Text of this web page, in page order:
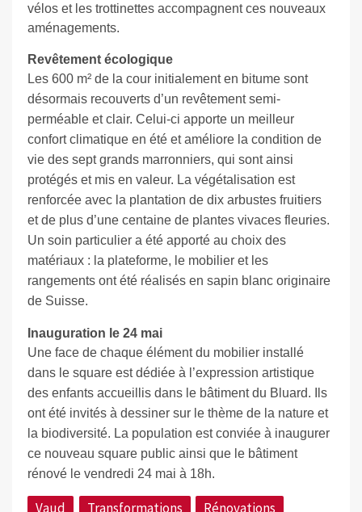
vélos et les trottinettes accompagnent ces nouveaux
aménagements.
Revêtement écologique
Les 600 m² de la cour initialement en bitume sont
désormais recouverts d’un revêtement semi-
perméable et clair. Celui-ci apporte un meilleur
confort climatique en été et améliore la condition de
vie des sept grands marronniers, qui sont ainsi
protégés et mis en valeur. La végétalisation est
renforcée avec la plantation de dix arbustes fruitiers
et de plus d’une centaine de plantes vivaces fleuries.
Un soin particulier a été apporté au choix des
matériaux : la plateforme, le mobilier et les
rangements ont été réalisés en sapin blanc originaire
de Suisse.
Inauguration le 24 mai
Une face de chaque élément du mobilier installé
dans le square est dédiée à l’expression artistique
des enfants accueillis dans le bâtiment du Bluard. Ils
ont été invités à dessiner sur le thème de la nature et
la biodiversité. La population est conviée à inaugurer
ce nouveau square public ainsi que le bâtiment
rénové le vendredi 24 mai à 18h.
Vaud Transformations Rénovations